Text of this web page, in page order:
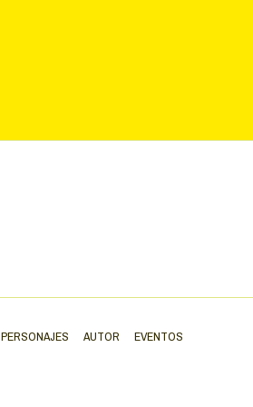
PERSONAJES AUTOR
EVENTOS